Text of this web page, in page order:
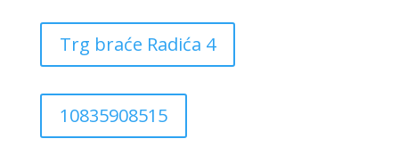
Trg braće Radića 4
10835908515